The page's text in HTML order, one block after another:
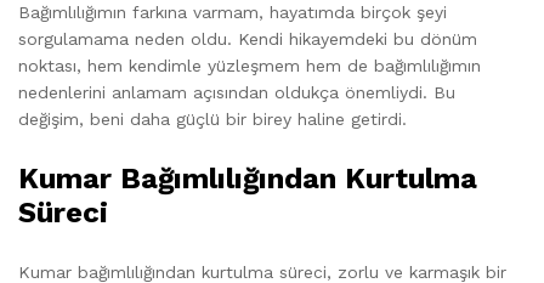
Bağımlılığımın farkına varmam, hayatımda birçok şeyi
sorgulamama neden oldu. Kendi hikayemdeki bu dönüm
noktası, hem kendimle yüzleşmem hem de bağımlılığımın
nedenlerini anlamam açısından oldukça önemliydi. Bu
değişim, beni daha güçlü bir birey haline getirdi.
Kumar Bağımlılığından Kurtulma
Süreci
Kumar bağımlılığından kurtulma süreci, zorlu ve karmaşık bir